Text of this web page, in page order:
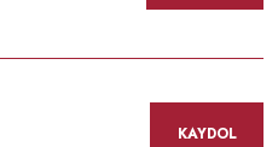
KAYDOL